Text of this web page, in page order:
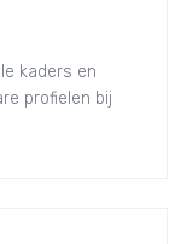
kaders en
profielen bij